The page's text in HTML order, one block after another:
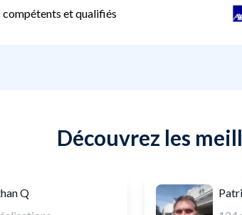
et qualifiés
Découvrez les
Q